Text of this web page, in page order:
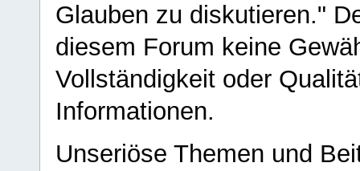
Glauben zu diskutieren."
diesem Forum keine
Vollständigkeit oder
Informationen.
Unseriöse Themen und